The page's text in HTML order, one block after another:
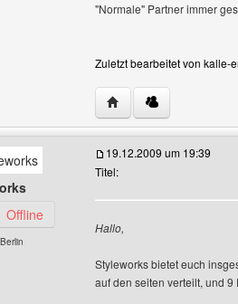
"Normale" Partner immer
Zuletzt bearbeitet von kalle-
Website dieses
Benutzer-Profile anzeigen
Offline
19.12.2009 um 19:39
Titel:
Hallo,
Styleworks bietet euch
auf den seiten verteilt, und 9